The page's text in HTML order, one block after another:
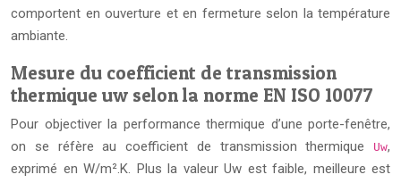
comportent en ouverture et en fermeture selon la température
ambiante.
Mesure du coefficient de transmission
thermique uw selon la norme EN ISO 10077
Pour objectiver la performance thermique d’une porte-fenêtre,
on se réfère au coefficient de transmission thermique
Uw,
exprimé en W/m².K. Plus la valeur Uw est faible, meilleure est